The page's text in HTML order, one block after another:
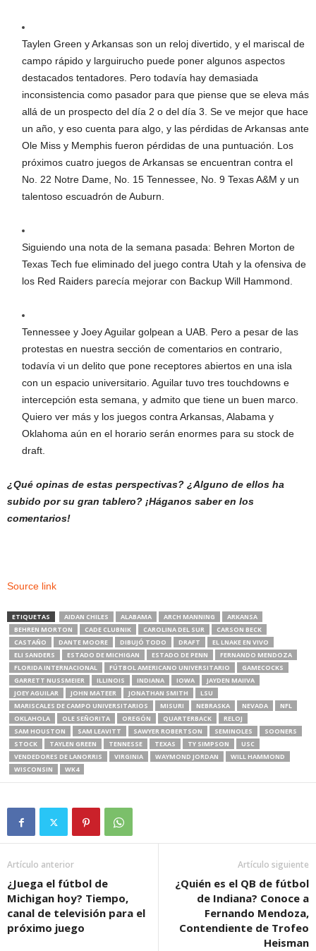
Taylen Green y Arkansas son un reloj divertido, y el mariscal de
campo rápido y larguirucho puede poner algunos aspectos
destacados tentadores. Pero todavía hay demasiada
inconsistencia como pasador para que piense que se eleva más
allá de un prospecto del día 2 o del día 3. Se ve mejor que hace
un año, y eso cuenta para algo, y las pérdidas de Arkansas ante
Ole Miss y Memphis fueron pérdidas de una puntuación. Los
próximos cuatro juegos de Arkansas se encuentran contra el
No. 22 Notre Dame, No. 15 Tennessee, No. 9 Texas A&M y un
talentoso escuadrón de Auburn.
Siguiendo una nota de la semana pasada: Behren Morton de
Texas Tech fue eliminado del juego contra Utah y la ofensiva de
los Red Raiders parecía mejorar con Backup Will Hammond.
Tennessee y Joey Aguilar golpean a UAB. Pero a pesar de las
protestas en nuestra sección de comentarios en contrario,
todavía vi un delito que pone receptores abiertos en una isla
con un espacio universitario. Aguilar tuvo tres touchdowns e
intercepción esta semana, y admito que tiene un buen marco.
Quiero ver más y los juegos contra Arkansas, Alabama y
Oklahoma aún en el horario serán enormes para su stock de
draft.
¿Qué opinas de estas perspectivas? ¿Alguno de ellos ha
subido por su gran tablero? ¡Háganos saber en los
comentarios!
Source link
ETIQUETAS AIDAN CHILES ALABAMA ARCH MANNING
ARKANSA
BEHREN MORTON
CADE CLUBNIK CAROLINA DEL SUR
CARSON BECK
CASTAÑO
DANTE MOORE DIBUJÓ TODO DRAFT
EL LNAKE EN VIVO
ELI SANDERS
ESTADO DE MICHIGAN ESTADO DE PENN
FERNANDO MENDOZA
FLORIDA INTERNACIONAL
FÚTBOL AMERICANO UNIVERSITARIO
GAMECOCKS
GARRETT NUSSMEIER
ILLINOIS INDIANA IOWA
JAYDEN MAIIVA
JOEY AGUILAR
JOHN MATEER JONATHAN SMITH
LSU
MARISCALES DE CAMPO UNIVERSITARIOS
MISURI NEBRASKA NEVADA
NFL
OKLAHOLA
OLE SEÑORITA OREGÓN QUARTERBACK
RELOJ
SAM HOUSTON
SAM LEAVITT SAWYER ROBERTSON SEMINOLES
SOONERS
STOCK
TAYLEN GREEN TENNESSE TEXAS TY SIMPSON
USC
VENDEDORES DE LANORRIS
VIRGINIA WAYMOND JORDAN
WILL HAMMOND
WISCONSIN
WK4
Artículo anterior
¿Juega el fútbol de
Michigan hoy? Tiempo,
canal de televisión para el
próximo juego
Artículo siguiente
¿Quién es el QB de fútbol
de Indiana? Conoce a
Fernando Mendoza,
Contendiente de Trofeo
Heisman